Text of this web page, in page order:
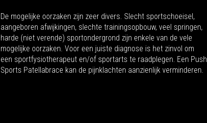
De mogelijke oorzaken zijn zeer divers. Slecht sportschoeisel,
aangeboren afwijkingen, slechte trainingsopbouw, veel springen,
harde (niet verende) sportondergrond zijn enkele van de vele
mogelijke oorzaken. Voor een juiste diagnose is het zinvol om
een sportfysiotherapeut en/of sportarts te raadplegen. Een Push
Sports Patellabrace kan de pijnklachten aanzienlijk verminderen.